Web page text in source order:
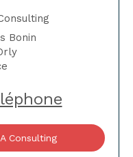
Bonin
Consulting